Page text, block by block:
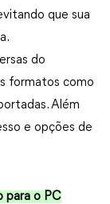
que sua
do
formatos como
Além
e opções de
para o PC